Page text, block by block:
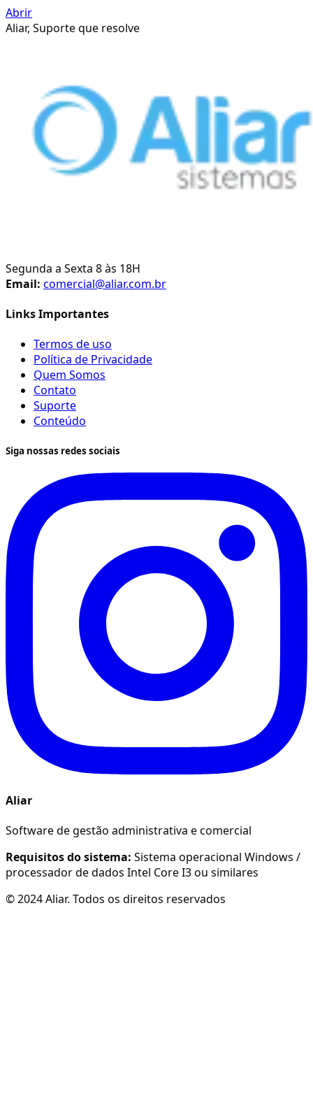
Abrir
Aliar, Suporte que resolve
Segunda a Sexta 8 às 18H
Email: comercial@aliar.com.br
Links Importantes
Termos de uso
Política de Privacidade
Quem Somos
Contato
Suporte
Conteúdo
Siga nossas redes sociais
Aliar
Software de gestão administrativa e comercial
Requisitos do sistema: Sistema operacional Windows /
processador de dados Intel Core I3 ou similares
© 2024 Aliar. Todos os direitos reservados